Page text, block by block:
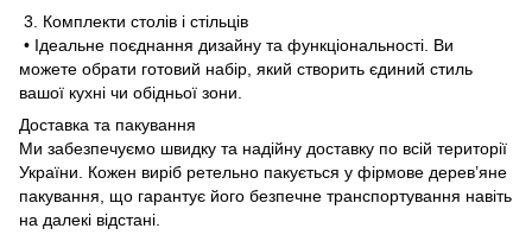
3. Комплекти столів і стільців
• Ідеальне поєднання дизайну та функціональності. Ви
можете обрати готовий набір, який створить єдиний стиль
вашої кухні чи обідньої зони.
Доставка та пакування
Ми забезпечуємо швидку та надійну доставку по всій території
України. Кожен виріб ретельно пакується у фірмове дерев’яне
пакування, що гарантує його безпечне транспортування навіть
на далекі відстані.